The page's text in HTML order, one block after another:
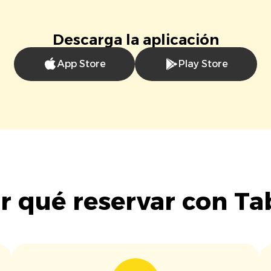
Descarga la aplicación
App Store Play Store
qué reservar con